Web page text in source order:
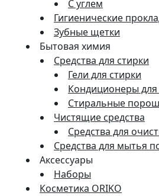
С углем
Гигиенические
Зубные щетки
Бытовая химия
Средства для стирки
Гели для стирки
Кондиционеры для
Стиральные
Чистящие средства
Средства для
Средства для мытья
Аксессуары
Наборы
Косметика ORIKO